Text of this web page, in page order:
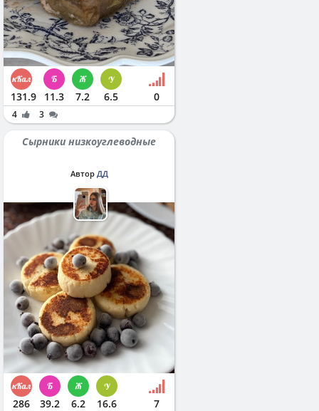
131.9 11.3 7.2 6.5 0
4 3
Сырники низкоуглеводные
Автор ДД
286 39.2 6.2 16.6 7